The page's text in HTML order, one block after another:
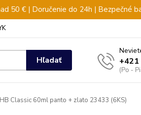
50 € | Doručenie do 24h | Bezpečné
Hľadať
(Po -
HB Classic 60ml panto + zlato 23433 (6KS)